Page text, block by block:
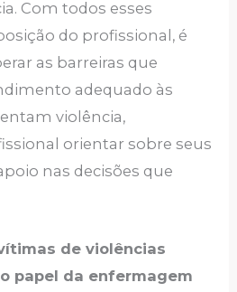
Com todos esses
do profissional, é
as barreiras que
adequado às
violência,
orientar sobre seus
nas decisões que
de violências
papel da enfermagem